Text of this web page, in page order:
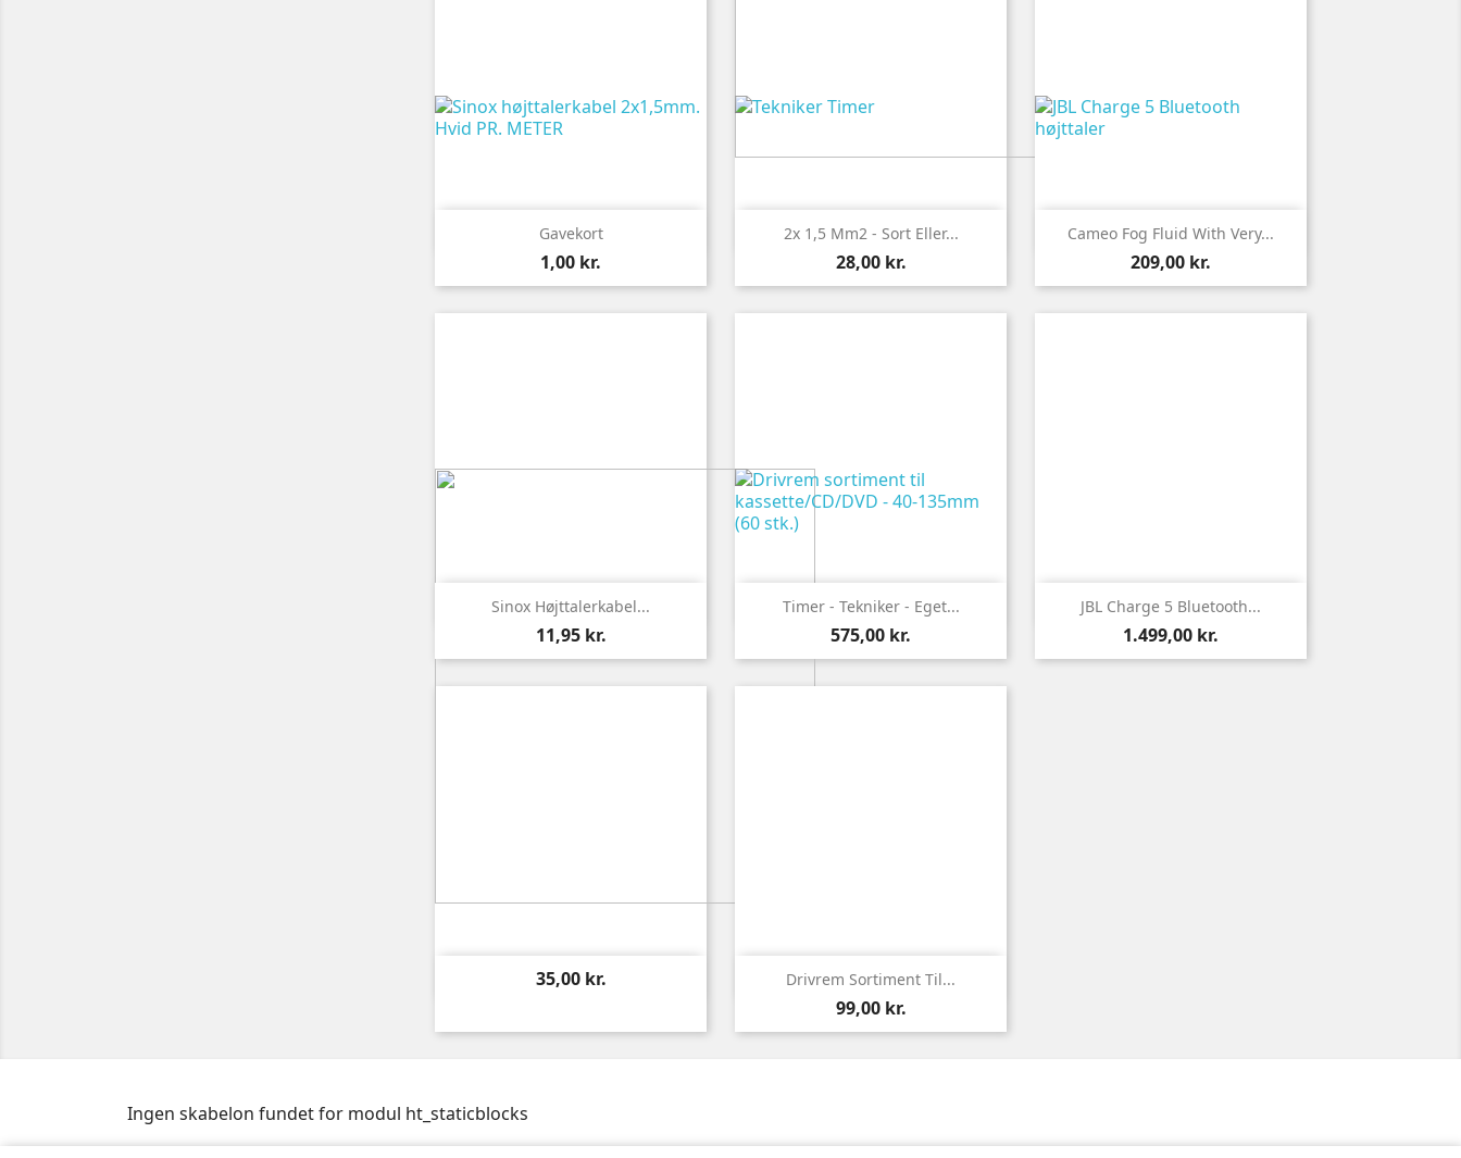
 Vis
Gavekort
1,00 kr.
 Vis
2x 1,5 Mm2 - Sort Eller...
28,00 kr.
 Vis
Cameo Fog Fluid With Very...
209,00 kr.
 Vis
Sinox Højttalerkabel...
11,95 kr.
 Vis
Timer - Tekniker - Eget...
575,00 kr.
 Vis
JBL Charge 5 Bluetooth...
1.499,00 kr.
 Vis
35,00 kr.  Vis
Drivrem Sortiment Til...
99,00 kr.
Ingen skabelon fundet for modul ht_staticblocks